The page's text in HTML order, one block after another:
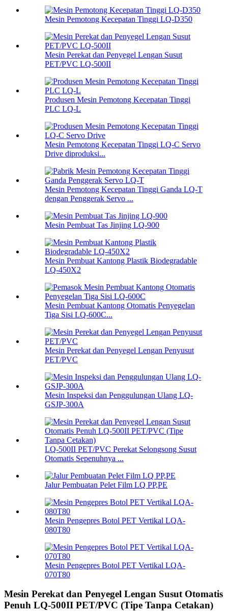
Mesin Pemotong Kecepatan Tinggi LQ-D350
Mesin Perekat dan Penyegel Lengan Susut
PET/PVC LQ-500II
Produsen Mesin Pemotong Kecepatan Tinggi
PLC LQ-L
Mesin Pemotong Kecepatan Tinggi LQ-C Servo
Drive diproduksi...
Mesin Pemotong Kecepatan Tinggi Ganda LQ-T
dengan Penggerak Servo ...
Mesin Pembuat Tas Jinjing LQ-900
Mesin Pembuat Kantong Plastik Biodegradable
LQ-450X2
Mesin Pembuat Kantong Otomatis Penyegelan
Tiga Sisi LQ-600C...
Mesin Perekat dan Penyegel Lengan Penyusut
PET/PVC
Mesin Inspeksi dan Penggulungan Ulang LQ-
GSJP-300A
LQ-500II PET/PVC Perekat Selongsong Susut
Otomatis Sepenuhnya ...
Jalur Pembuatan Pelet Film LQ PP,PE
Mesin Pengepres Botol PET Vertikal LQA-
080T80
Mesin Pengepres Botol PET Vertikal LQA-
070T80
Mesin Perekat dan Penyegel Lengan Susut Otomatis
Penuh LQ-500II PET/PVC (Tipe Tanpa Cetakan)